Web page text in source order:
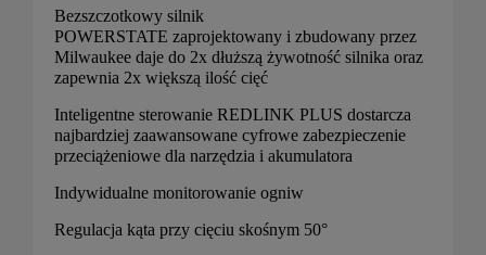
Bezszczotkowy silnik
POWERSTATE zaprojektowany i zbudowany przez
Milwaukee daje do 2x dłuższą żywotność silnika oraz
zapewnia 2x większą ilość cięć
Inteligentne sterowanie REDLINK PLUS dostarcza
najbardziej zaawansowane cyfrowe zabezpieczenie
przeciążeniowe dla narzędzia i akumulatora
Indywidualne monitorowanie ogniw
Regulacja kąta przy cięciu skośnym 50°